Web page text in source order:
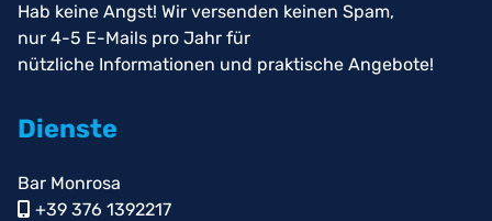
Hab keine Angst! Wir versenden keinen Spam,
nur 4-5 E-Mails pro Jahr für
nützliche Informationen und praktische Angebote!
Dienste
Bar Monrosa
+39 376 1392217